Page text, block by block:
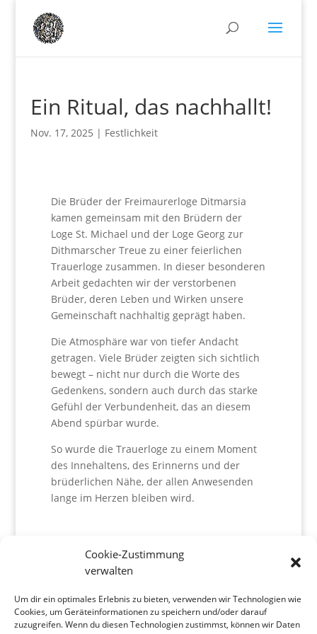
Cookie-Zustimmung
verwalten
Um dir ein optimales Erlebnis zu bieten, verwenden wir Technologien wie
Cookies, um Geräteinformationen zu speichern und/oder darauf
zuzugreifen. Wenn du diesen Technologien zustimmst, können wir Daten
Ein Ritual, das nachhallt!
Nov. 17, 2025 | Festlichkeit
Die Brüder der Freimaurerloge Ditmarsia
kamen gemeinsam mit den Brüdern der
Loge St. Michael und der Loge Georg zur
Dithmarscher Treue zu einer feierlichen
Trauerloge zusammen. In dieser besonderen
Arbeit gedachten wir der verstorbenen
Brüder, deren Leben und Wirken unsere
Gemeinschaft nachhaltig geprägt haben.
Die Atmosphäre war von tiefer Andacht
getragen. Viele Brüder zeigten sich sichtlich
bewegt – nicht nur durch die Worte des
Gedenkens, sondern auch durch das starke
Gefühl der Verbundenheit, das an diesem
Abend spürbar wurde.
So wurde die Trauerloge zu einem Moment
des Innehaltens, des Erinnerns und der
brüderlichen Nähe, der allen Anwesenden
lange im Herzen bleiben wird.
Aktuelle Beiträge
2026
Der Schnee und seine Bedeutung 6. Januar 2026